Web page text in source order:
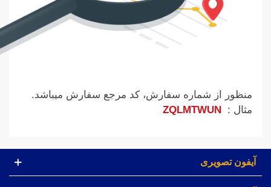
منظور از شماره سفارش، کد مرجع سفارش میباشد.
مثال :
ZQLMTWUN
آیفون تصویری